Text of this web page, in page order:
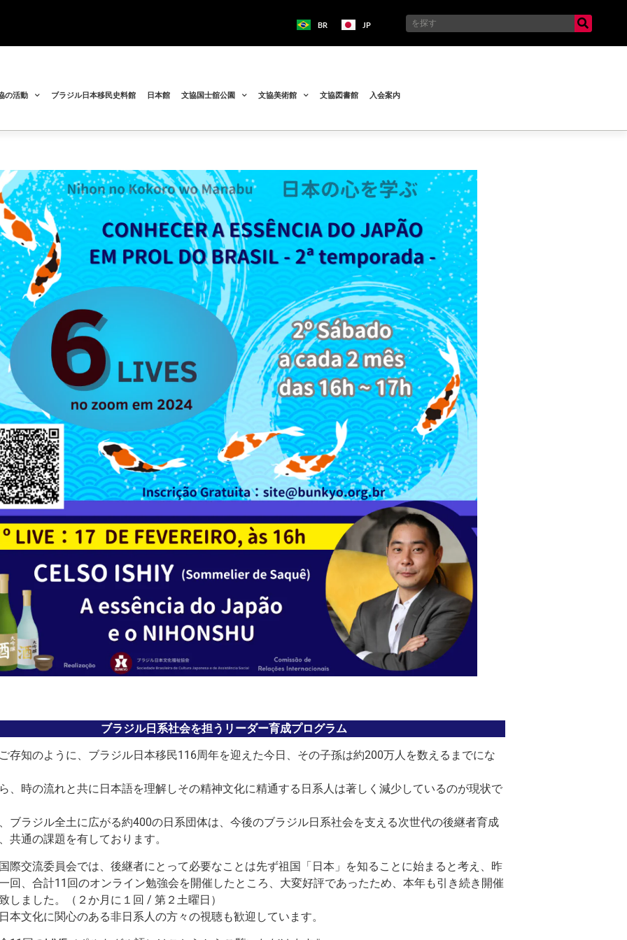
BR JP
の活動 ブラジル日本移民史料館 日本館 文協国士舘公園 文協美術館 文協図書館 入会案内
ブラジル日系社会を担うリーダー育成プログラム
存知のように、ブラジル日本移民116周年を迎えた今日、その子孫は約200万人を数えるまでにな
、時の流れと共に日本語を理解しその精神文化に精通する日系人は著しく減少しているのが現状で
ブラジル全土に広がる約400の日系団体は、今後のブラジル日系社会を支える次世代の後継者育成
共通の課題を有しております。
際交流委員会では、後継者にとって必要なことは先ず祖国「日本」を知ることに始まると考え、昨
回、合計11回のオンライン勉強会を開催したところ、大変好評であったため、本年も引き続き開催
しました。（２か月に１回 / 第２土曜日）
本文化に関心のある非日系人の方々の視聴も歓迎しています。